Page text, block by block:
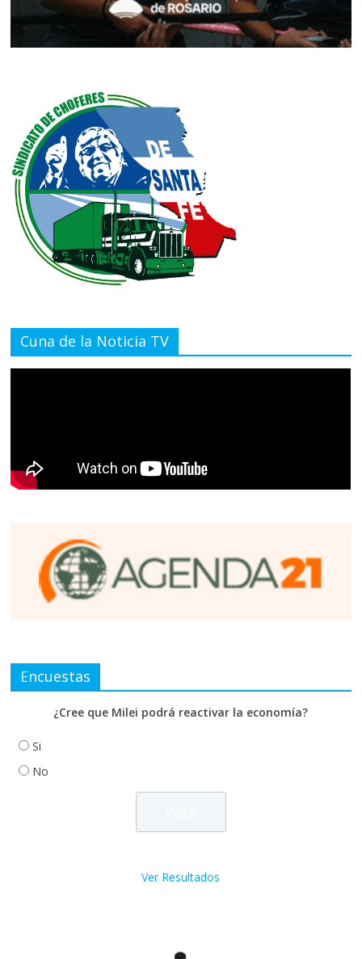
Cuna de la Noticia TV
Encuestas
¿Cree que Milei podrá reactivar la economía?
Si
No
Ver Resultados